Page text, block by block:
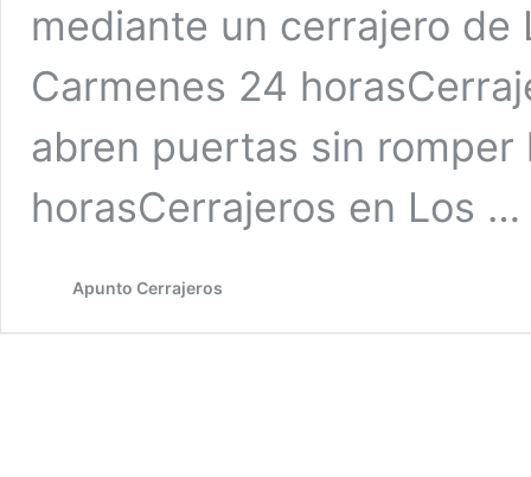
mediante un cerrajero
Carmenes 24
abren puertas sin
horasCerrajeros en Los …
Apunto Cerrajeros